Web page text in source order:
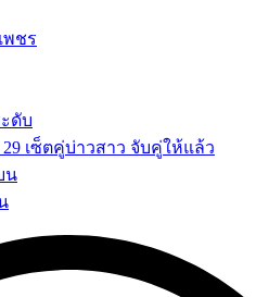
พชร
ดับ
29 เซ็ตคู่บ่าวสาว จับคู่ให้แล้ว
น